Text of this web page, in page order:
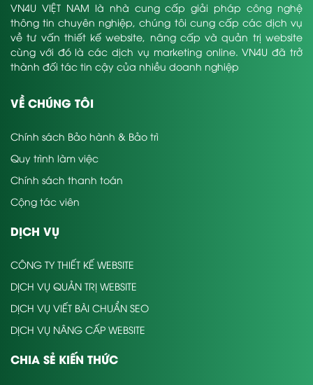
VN4U VIỆT NAM là nhà cung cấp giải pháp công nghệ
thông tin chuyên nghiệp, chúng tôi cung cấp các dịch vụ
về tư vấn thiết kế website, nâng cấp và quản trị website
cùng với đó là các dịch vụ marketing online. VN4U đã trở
thành đối tác tin cậy của nhiều doanh nghiệp
VỀ CHÚNG TÔI
Chính sách Bảo hành & Bảo trì
Quy trình làm việc
Chính sách thanh toán
Cộng tác viên
DỊCH VỤ
CÔNG TY THIẾT KẾ WEBSITE
DỊCH VỤ QUẢN TRỊ WEBSITE
DỊCH VỤ VIẾT BÀI CHUẨN SEO
DỊCH VỤ NÂNG CẤP WEBSITE
CHIA SẺ KIẾN THỨC